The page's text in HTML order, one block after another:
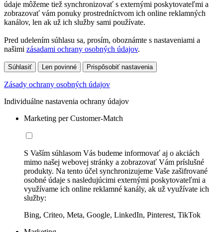
údaje môžeme tiež synchronizovať s externými poskytovateľmi a
zobrazovať vám ponuky prostredníctvom ich online reklamných
kanálov, len ak už ich služby sami používate.
Pred udelením súhlasu sa, prosím, oboznámte s nastaveniami a
našimi zásadami ochrany osobných údajov.
Súhlasiť Len povinné Prispôsobiť nastavenia
Zásady ochrany osobných údajov
Individuálne nastavenia ochrany údajov
Marketing per Customer-Match
S Vaším súhlasom Vás budeme informovať aj o akciách
mimo našej webovej stránky a zobrazovať Vám príslušné
produkty. Na tento účel synchronizujeme Vaše zašifrované
osobné údaje s nasledujúcimi externými poskytovateľmi a
využívame ich online reklamné kanály, ak už využívate ich
služby:
Bing, Criteo, Meta, Google, LinkedIn, Pinterest, TikTok